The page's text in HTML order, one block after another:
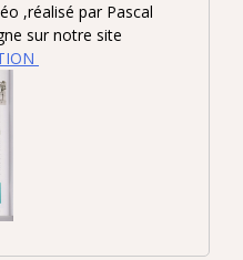
,réalisé par Pascal
sur notre site